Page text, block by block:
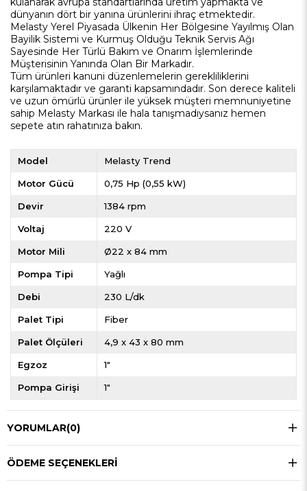
dünyanın dört bir yanına ürünlerini ihraç etmektedir.
Melasty Yerel Piyasada Ülkenin Her Bölgesine Yayılmış Olan
Bayilik Sistemi ve Kurmuş Olduğu Teknik Servis Ağı
Sayesinde Her Türlü Bakım ve Onarım İşlemlerinde
Müşterisinin Yanında Olan Bir Markadır.
Tüm ürünleri kanuni düzenlemelerin gerekliliklerini
karşılamaktadır ve garanti kapsamındadır. Son derece kaliteli
ve uzun ömürlü ürünler ile yüksek müşteri memnuniyetine
sahip Melasty Markası ile hala tanışmadıysanız hemen
sepete atın rahatınıza bakın.
Model Melasty Trend
Motor Gücü 0,75 Hp (0,55 kW)
Devir 1384 rpm
Voltaj 220 V
Motor Mili Ø22 x 84 mm
Pompa Tipi Yağlı
Debi 230 L/dk
Palet Tipi Fiber
Palet Ölçüleri 4,9 x 43 x 80 mm
Egzoz 1"
Pompa Girişi 1"
YORUMLAR(0)
ÖDEME SEÇENEKLERI